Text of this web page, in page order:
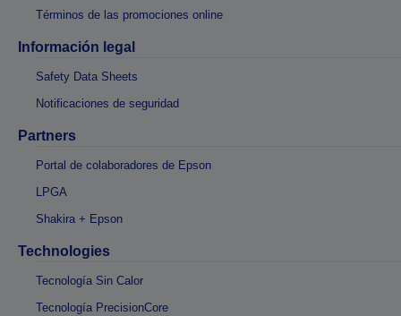
Términos de las promociones online
Información legal
Safety Data Sheets
Notificaciones de seguridad
Partners
Portal de colaboradores de Epson
LPGA
Shakira + Epson
Technologies
Tecnología Sin Calor
Tecnología PrecisionCore